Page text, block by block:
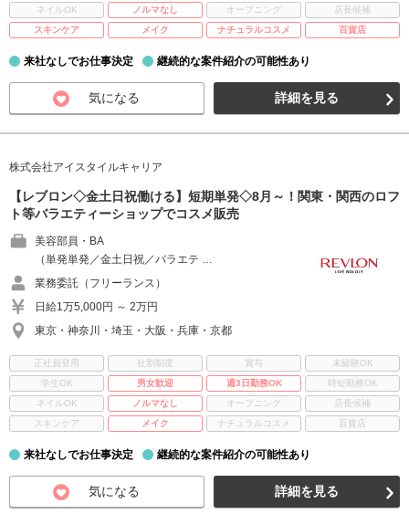
ネイルOK
ノルマなし オープニング
店長候補
スキンケア
メイク ナチュラルコスメ 百貨店
来社なしでお仕事決定 継続的な案件紹介の可能性あり
気になる 詳細を見る
株式会社アイスタイルキャリア
【レブロン◇金土日祝働ける】短期単発◇8月～！関東・関西のロフ
ト等バラエティーショップでコスメ販売
美容部員・BA
（単発単発／金土日祝／バラエテ …
業務委託（フリーランス）
日給1万5,000円 ～ 2万円
東京・神奈川・埼玉・大阪・兵庫・京都
正社員登用 社割制度 賞与
未経験OK
学生OK
男女歓迎 週3日勤務OK
時短勤務OK
ネイルOK
ノルマなし オープニング
店長候補
スキンケア
メイク ナチュラルコスメ 百貨店
来社なしでお仕事決定 継続的な案件紹介の可能性あり
気になる 詳細を見る